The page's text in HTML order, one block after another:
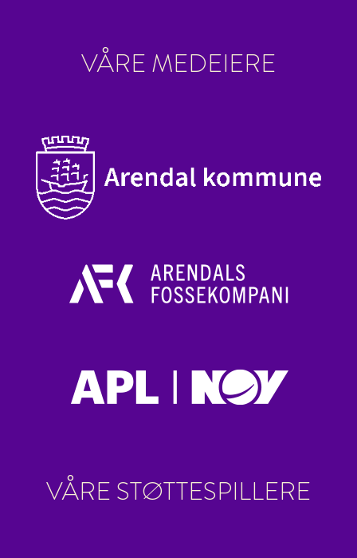
VÅRE MEDEIERE
VÅRE STØTTESPILLERE